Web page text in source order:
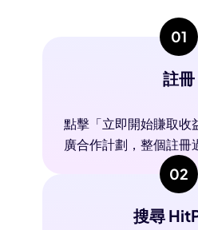
01
註冊
點擊「立即開始賺取收
廣合作計劃，整個註冊
02
搜尋